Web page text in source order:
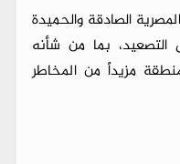
الصادقة والحميدة
التصعيد، بما من شأنه
مزيداً من المخاطر